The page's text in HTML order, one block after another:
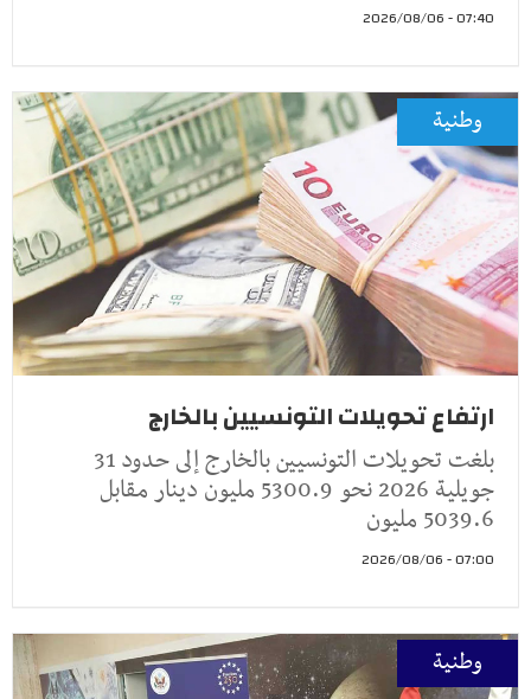
07:40 - 2026/08/06
وطنية
ارتفاع تحويلات التونسيين بالخارج
بلغت تحويلات التونسيين بالخارج إلى حدود 31
جويلية 2026 نحو 5300.9 مليون دينار مقابل
5039.6 مليون
07:00 - 2026/08/06
وطنية